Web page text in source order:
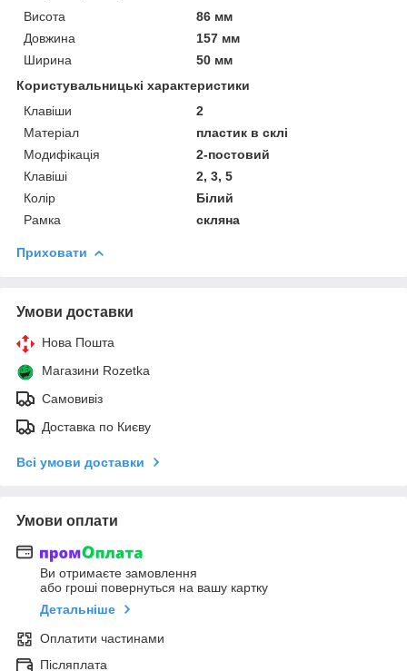
Висота
86 мм
Довжина
157 мм
Ширина
50 мм
Користувальницькі характеристики
Клавіши
2
Матеріал
пластик в склі
Модифікація
2-постовий
Клавіші
2, 3, 5
Колір
Білий
Рамка
скляна
Приховати
Умови доставки
Нова Пошта
Магазини Rozetka
Самовивіз
Доставка по Києву
Всі умови доставки
Умови оплати
Ви отримаєте замовлення
або гроші повернуться на вашу картку
Детальніше
Оплатити частинами
Післяплата